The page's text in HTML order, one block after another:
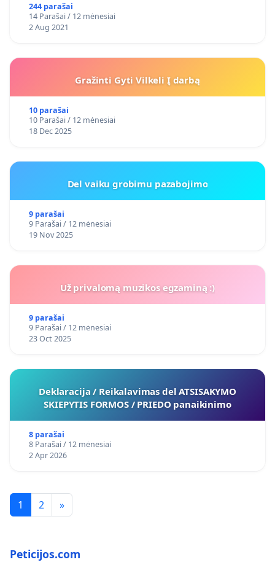
244 parašai
14 Parašai / 12 mėnesiai
2 Aug 2021
Gražinti Gyti Vilkeli Į darbą
10 parašai
10 Parašai / 12 mėnesiai
18 Dec 2025
Del vaiku grobimu pazabojimo
9 parašai
9 Parašai / 12 mėnesiai
19 Nov 2025
Už privalomą muzikos egzaminą :)
9 parašai
9 Parašai / 12 mėnesiai
23 Oct 2025
Deklaracija / Reikalavimas del ATSISAKYMO
SKIEPYTIS FORMOS / PRIEDO panaikinimo
8 parašai
8 Parašai / 12 mėnesiai
2 Apr 2026
1 2 »
Peticijos.com